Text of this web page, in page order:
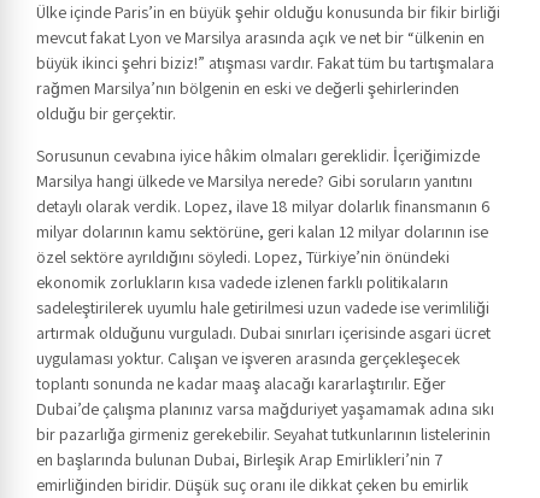
Ülke içinde Paris’in en büyük şehir olduğu konusunda bir fikir birliği
mevcut fakat Lyon ve Marsilya arasında açık ve net bir “ülkenin en
büyük ikinci şehri biziz!” atışması vardır. Fakat tüm bu tartışmalara
rağmen Marsilya’nın bölgenin en eski ve değerli şehirlerinden
olduğu bir gerçektir.
Sorusunun cevabına iyice hâkim olmaları gereklidir. İçeriğimizde
Marsilya hangi ülkede ve Marsilya nerede? Gibi soruların yanıtını
detaylı olarak verdik. Lopez, ilave 18 milyar dolarlık finansmanın 6
milyar dolarının kamu sektörüne, geri kalan 12 milyar dolarının ise
özel sektöre ayrıldığını söyledi. Lopez, Türkiye’nin önündeki
ekonomik zorlukların kısa vadede izlenen farklı politikaların
sadeleştirilerek uyumlu hale getirilmesi uzun vadede ise verimliliği
artırmak olduğunu vurguladı. Dubai sınırları içerisinde asgari ücret
uygulaması yoktur. Çalışan ve işveren arasında gerçekleşecek
toplantı sonunda ne kadar maaş alacağı kararlaştırılır. Eğer
Dubai’de çalışma planınız varsa mağduriyet yaşamamak adına sıkı
bir pazarlığa girmeniz gerekebilir. Seyahat tutkunlarının listelerinin
en başlarında bulunan Dubai, Birleşik Arap Emirlikleri’nin 7
emirliğinden biridir. Düşük suç oranı ile dikkat çeken bu emirlik